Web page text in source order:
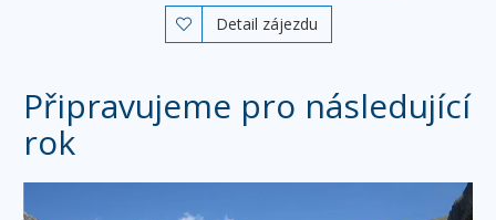
 Detail zájezdu
Připravujeme pro následující
rok